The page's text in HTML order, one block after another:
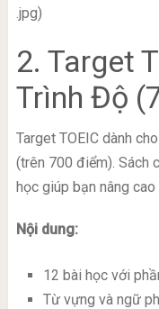
.jpg)
2. Target
Trình Độ
Target TOEIC dành
(trên 700 điểm). Sách
học giúp bạn nâng
Nội dung:
12 bài học với
Từ vựng và ngữ